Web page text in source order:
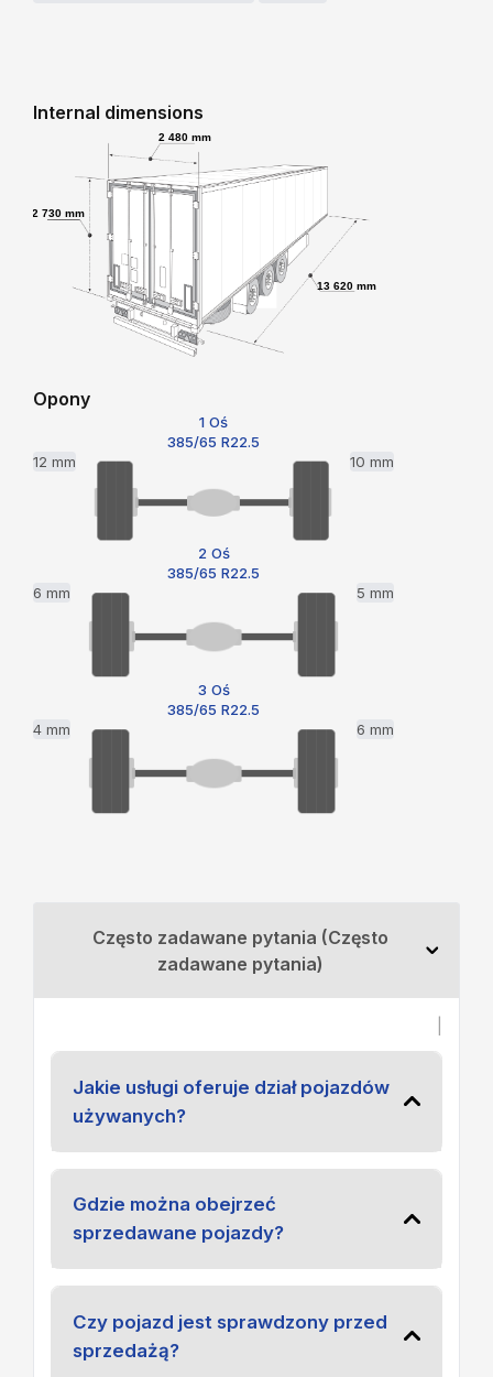
Internal dimensions
2 480 mm
2 730 mm
13 620 mm
Opony
1 Oś
385/65 R22.5
12 mm
10 mm
2 Oś
385/65 R22.5
6 mm
5 mm
3 Oś
385/65 R22.5
4 mm
6 mm
Często zadawane pytania (Często
zadawane pytania)
Jakie usługi oferuje dział pojazdów
używanych?
Gdzie można obejrzeć
sprzedawane pojazdy?
Czy pojazd jest sprawdzony przed
sprzedażą?